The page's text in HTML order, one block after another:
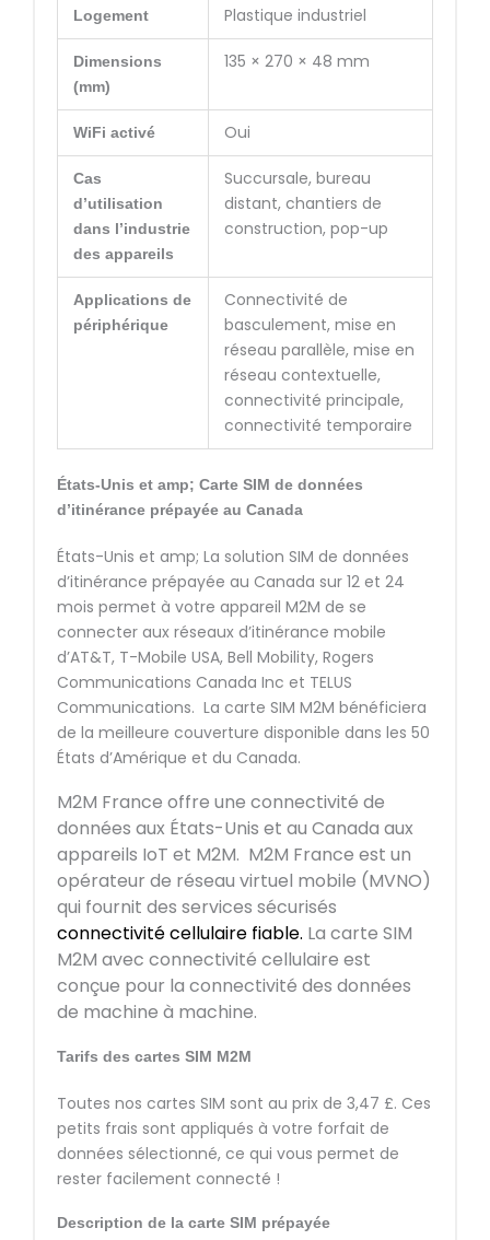
Logement Plastique industriel
Dimensions
(mm)
135 × 270 × 48 mm
WiFi activé Oui
Cas
d’utilisation
dans l’industrie
des appareils
Succursale, bureau
distant, chantiers de
construction, pop-up
Applications de
périphérique
Connectivité de
basculement, mise en
réseau parallèle, mise en
réseau contextuelle,
connectivité principale,
connectivité temporaire
États-Unis et amp; Carte SIM de données
d’itinérance prépayée au Canada
États-Unis et amp; La solution SIM de données
d’itinérance prépayée au Canada sur 12 et 24
mois permet à votre appareil M2M de se
connecter aux réseaux d’itinérance mobile
d’AT&T, T-Mobile USA, Bell Mobility, Rogers
Communications Canada Inc et TELUS
Communications. La carte SIM M2M bénéficiera
de la meilleure couverture disponible dans les 50
États d’Amérique et du Canada.
M2M France offre une connectivité de
données aux États-Unis et au Canada aux
appareils IoT et M2M. M2M France est un
opérateur de réseau virtuel mobile (MVNO)
qui fournit des services sécurisés
connectivité cellulaire fiable. La carte SIM
M2M avec connectivité cellulaire est
conçue pour la connectivité des données
de machine à machine.
Tarifs des cartes SIM M2M
Toutes nos cartes SIM sont au prix de 3,47 £. Ces
petits frais sont appliqués à votre forfait de
données sélectionné, ce qui vous permet de
rester facilement connecté !
Description de la carte SIM prépayée